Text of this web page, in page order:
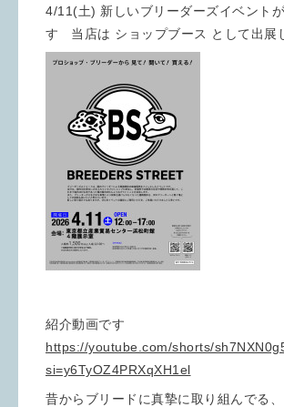
4/11(土) 新しいブリーダーズイベント
す 当店は ショップブース として出展
紹介動画です
https://youtube.com/shorts/
si=y6TyOZ4PRXqXH1el
昔からブリードに真摯に取り組んでる